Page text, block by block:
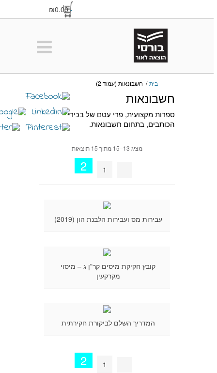
₪0.00
חשבונאות (עמוד 2)
חשבונאות
ספרות מקצועית, פרי עטם של בכירי
הכותבים, בתחום חשבונאות.
2
עבירות מס ועבירות הלבנת הון (2019)
קובץ חקיקת מיסים קר"ן ג – מיסוי
מקרקעין
המדריך השלם לביקורת חקירתית
2